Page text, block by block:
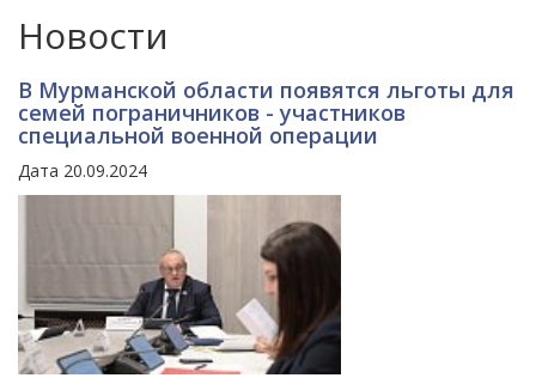
Новости
В Мурманской области появятся льготы для
семей пограничников - участников
специальной военной операции
Дата 20.09.2024